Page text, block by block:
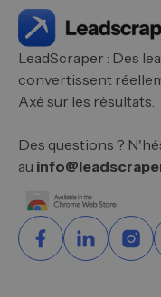
LeadScraper : Des
convertissent
Axé sur les résultats.
Des questions ?
au